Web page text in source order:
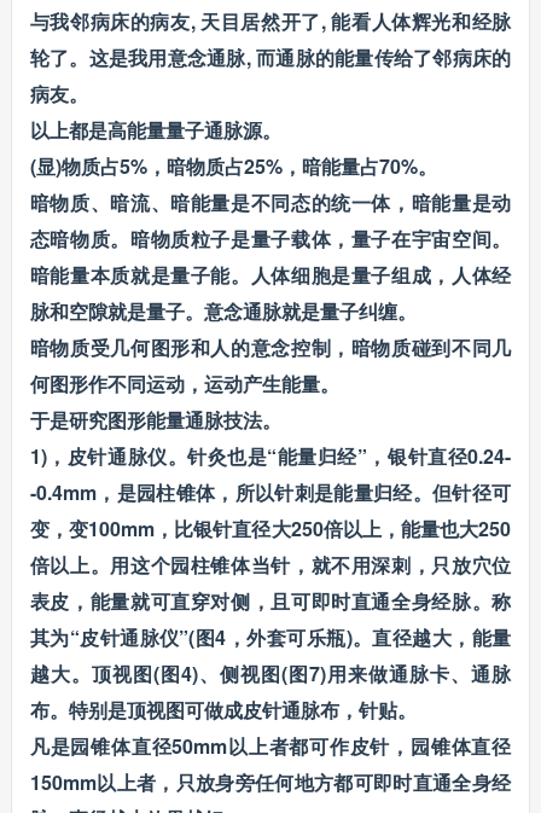
与我邻病床的病友, 天目居然开了, 能看人体辉光和经脉
轮了。这是我用意念通脉, 而通脉的能量传给了邻病床的
病友。
以上都是高能量量子通脉源。
(显)物质占5%，暗物质占25%，暗能量占70%。
暗物质、暗流、暗能量是不同态的统一体，暗能量是动
态暗物质。暗物质粒子是量子载体，量子在宇宙空间。
暗能量本质就是量子能。人体细胞是量子组成，人体经
脉和空隙就是量子。意念通脉就是量子纠缠。
暗物质受几何图形和人的意念控制，暗物质碰到不同几
何图形作不同运动，运动产生能量。
于是研究图形能量通脉技法。
1)，皮针通脉仪。针灸也是“能量归经”，银针直径0.24-
-0.4mm，是园柱锥体，所以针刺是能量归经。但针径可
变，变100mm，比银针直径大250倍以上，能量也大250
倍以上。用这个园柱锥体当针，就不用深刺，只放穴位
表皮，能量就可直穿对侧，且可即时直通全身经脉。称
其为“皮针通脉仪”(图4，外套可乐瓶)。直径越大，能量
越大。顶视图(图4)、侧视图(图7)用来做通脉卡、通脉
布。特别是顶视图可做成皮针通脉布，针贴。
凡是园锥体直径50mm以上者都可作皮针，园锥体直径
150mm以上者，只放身旁任何地方都可即时直通全身经